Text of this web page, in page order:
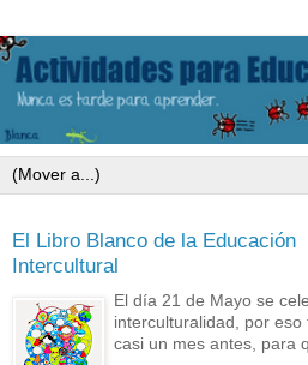
El Libro Blanco de la Educación
Intercultural
El día 21 de Mayo se
interculturalidad, por
casi un mes antes, para